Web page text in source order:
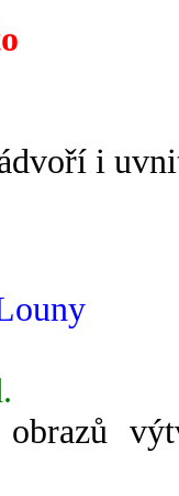
i
obrazů